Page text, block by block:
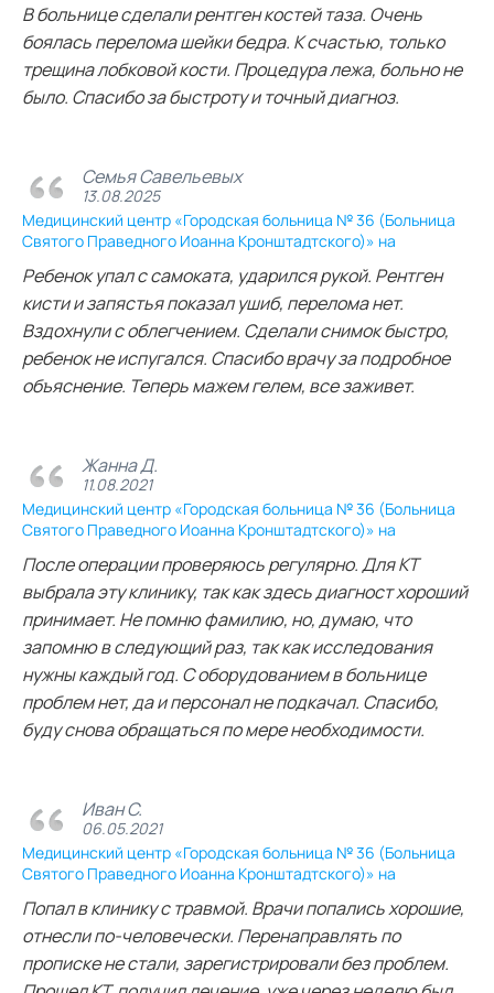
В больнице сделали рентген костей таза. Очень
боялась перелома шейки бедра. К счастью, только
трещина лобковой кости. Процедура лежа, больно не
было. Спасибо за быстроту и точный диагноз.
Семья Савельевых
13.08.2025
Медицинский центр «Городская больница № 36 (Больница
Святого Праведного Иоанна Кронштадтского)» на
Ребенок упал с самоката, ударился рукой. Рентген
кисти и запястья показал ушиб, перелома нет.
Вздохнули с облегчением. Сделали снимок быстро,
ребенок не испугался. Спасибо врачу за подробное
объяснение. Теперь мажем гелем, все заживет.
Жанна Д.
11.08.2021
Медицинский центр «Городская больница № 36 (Больница
Святого Праведного Иоанна Кронштадтского)» на
После операции проверяюсь регулярно. Для КТ
выбрала эту клинику, так как здесь диагност хороший
принимает. Не помню фамилию, но, думаю, что
запомню в следующий раз, так как исследования
нужны каждый год. С оборудованием в больнице
проблем нет, да и персонал не подкачал. Спасибо,
буду снова обращаться по мере необходимости.
Иван С.
06.05.2021
Медицинский центр «Городская больница № 36 (Больница
Святого Праведного Иоанна Кронштадтского)» на
Попал в клинику с травмой. Врачи попались хорошие,
отнесли по-человечески. Перенаправлять по
прописке не стали, зарегистрировали без проблем.